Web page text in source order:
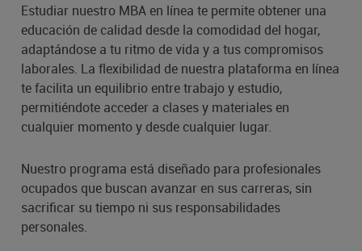
Estudiar nuestro MBA en línea te permite obtener una
educación de calidad desde la comodidad del hogar,
adaptándose a tu ritmo de vida y a tus compromisos
laborales. La flexibilidad de nuestra plataforma en línea
te facilita un equilibrio entre trabajo y estudio,
permitiéndote acceder a clases y materiales en
cualquier momento y desde cualquier lugar.
Nuestro programa está diseñado para profesionales
ocupados que buscan avanzar en sus carreras, sin
sacrificar su tiempo ni sus responsabilidades
personales.